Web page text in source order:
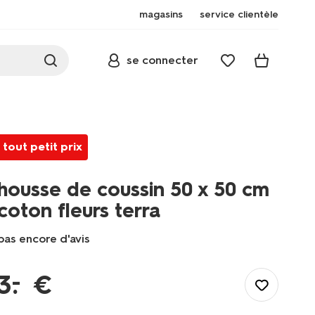
magasins service clientèle
se connecter
tout petit prix
de coussin 50 x 50 cm
fleurs terra
encore d'avis
deco/coussins/housse-
.
– €